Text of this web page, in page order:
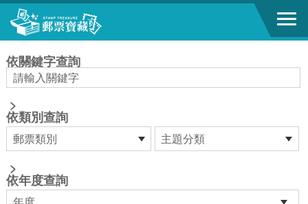
跳到主要內容區塊
依關鍵字查詢
>
依類別查詢
>
依年度查詢